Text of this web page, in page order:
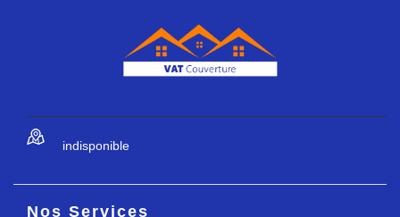
indisponible
Nos Services